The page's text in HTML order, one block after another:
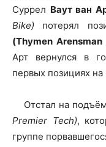
Суррел Ваут ван
Bike) потерял
(Thymen Arensman
Арт вернулся в
первых позициях на
Отстал на
Premier Tech),
группе